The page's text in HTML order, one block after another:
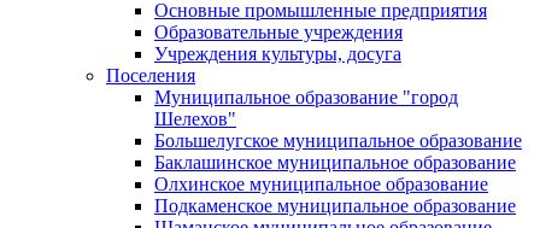
Основные промышленные предприятия
Образовательные учреждения
Учреждения культуры, досуга
Поселения
Муниципальное образование "город
Шелехов"
Большелугское муниципальное образование
Баклашинское муниципальное образование
Олхинское муниципальное образование
Подкаменское муниципальное образование